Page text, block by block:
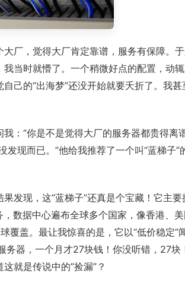
厂，觉得大厂肯定靠谱，服务有保障。
当时就懵了。一个稍微好点的配置，动
己的“出海梦”还没开始就要夭折了。我
：“你是不是觉得大厂的服务器都贵得离
现而已。”他给我推荐了一个叫“蓝梯子”
发现，这“蓝梯子”还真是个宝藏！它主要
数据中心遍布全球多个国家，像香港、美
盖。最让我惊喜的是，它以“低价稳定”
器，一个月才27块钱！你没听错，27块
就是传说中的“捡漏”？